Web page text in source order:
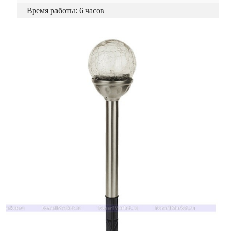
Время работы: 6 часов